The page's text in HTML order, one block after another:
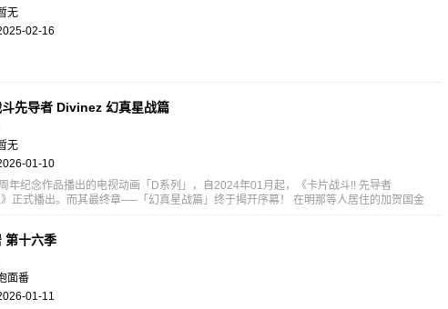
罗兰阵营女巫人数的增加，魔法工业不断提升；同时，罗兰接下来又将面对与大家族、其
女的博弈战。随着踏足版图的扩展，罗兰成功创造了女巫与普通人和谐共存的环境，逐步
境、乃至整个王国纳入治下，也慢慢揭开了魔鬼族、女巫帝国的秘密。
无
02-16
先导者 Divinez 幻真星战篇
无
01-10
年纪念作品播出的电视动画「D系列」，自2024年01月起，《卡片战斗!! 先导者
正式播出。而其最终章──「幻真星战篇」终于揭开序幕！ 在明那等人居住的加贺国金
到了异常现象。被浓雾笼罩的街道、耸立于空的高塔──那是幻之世界。 赤红之月升起的夜
拉开序幕！ [简介原文] 2011年1月から始まった「カードファイト!! ヴァンガード」プロジ
、魅力的なキャラクターや世界観で今もなお人気を獲得し続けている。 10周年記念作品
放送されたTVアニメ「Dシリーズ」。 2024年1月より「カードファイト!! ヴァンガード
」が放送され、ついにその最終章「幻真星戦編」が放送スタート！ 引き続きキャラクター
原案は「CLAMP」、アニメーション制作は「キネマシトラス」！ アキナ達の住む加賀國
第十六季
面番
01-11